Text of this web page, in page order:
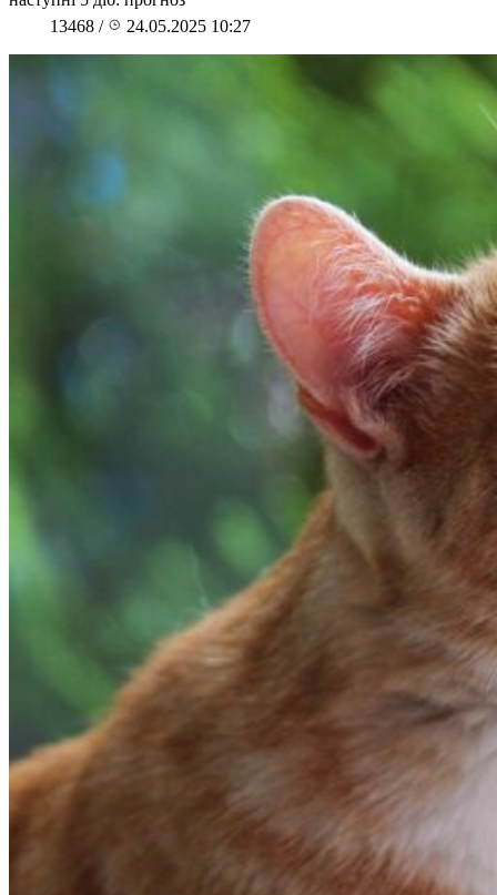
13468 / 24.05.2025 10:27